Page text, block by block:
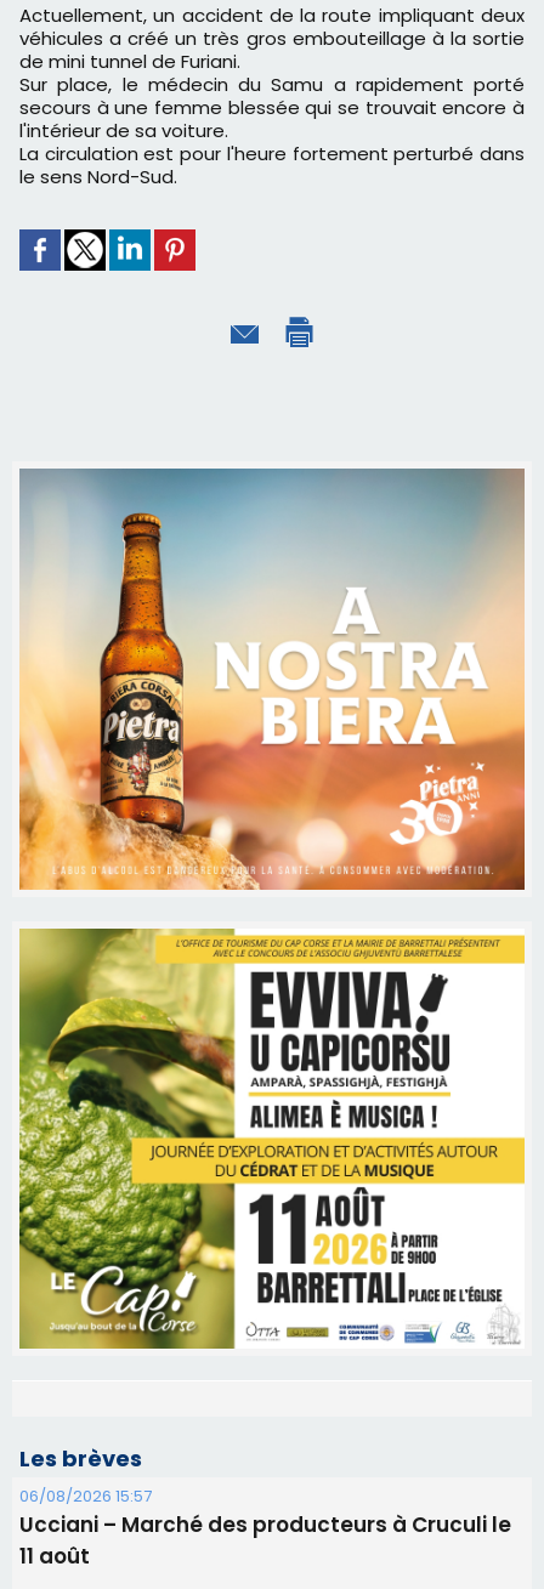
Actuellement, un accident de la route impliquant deux
véhicules a créé un très gros embouteillage à la sortie
de mini tunnel de Furiani.
Sur place, le médecin du Samu a rapidement porté
secours à une femme blessée qui se trouvait encore à
l'intérieur de sa voiture.
La circulation est pour l'heure fortement perturbé dans
le sens Nord-Sud.